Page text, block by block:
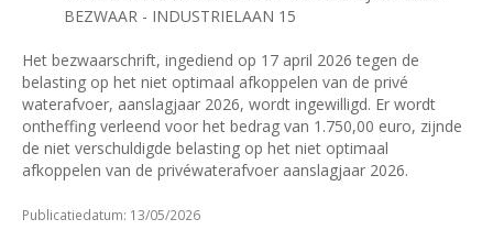
BEZWAAR - INDUSTRIELAAN 15
Het bezwaarschrift, ingediend op 17 april 2026 tegen de
belasting op het niet optimaal afkoppelen van de privé
waterafvoer, aanslagjaar 2026, wordt ingewilligd. Er wordt
ontheffing verleend voor het bedrag van 1.750,00 euro, zijnde
de niet verschuldigde belasting op het niet optimaal
afkoppelen van de privéwaterafvoer aanslagjaar 2026.
Publicatiedatum: 13/05/2026